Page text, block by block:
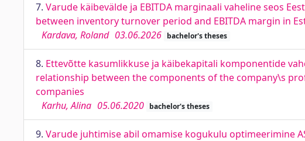
7. Varude käibevälde ja EBITDA marginaali vaheline seos
between inventory turnover period and EBITDA margin in
Kardava, Roland 03.06.2026 bachelor's theses
8. Ettevõtte kasumlikkuse ja käibekapitali komponentide
relationship between the components of the company\s
companies
Karhu, Alina 05.06.2020 bachelor's theses
9. Varude juhtimise abil omamise kogukulu optimeerimine